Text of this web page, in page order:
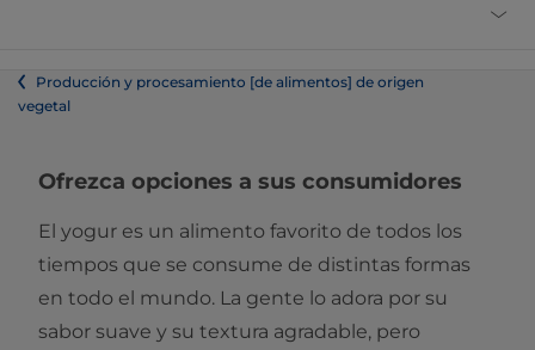
Producción y procesamiento [de alimentos] de origen
vegetal
Ofrezca opciones a sus consumidores
El yogur es un alimento favorito de todos los
tiempos que se consume de distintas formas
en todo el mundo. La gente lo adora por su
sabor suave y su textura agradable, pero